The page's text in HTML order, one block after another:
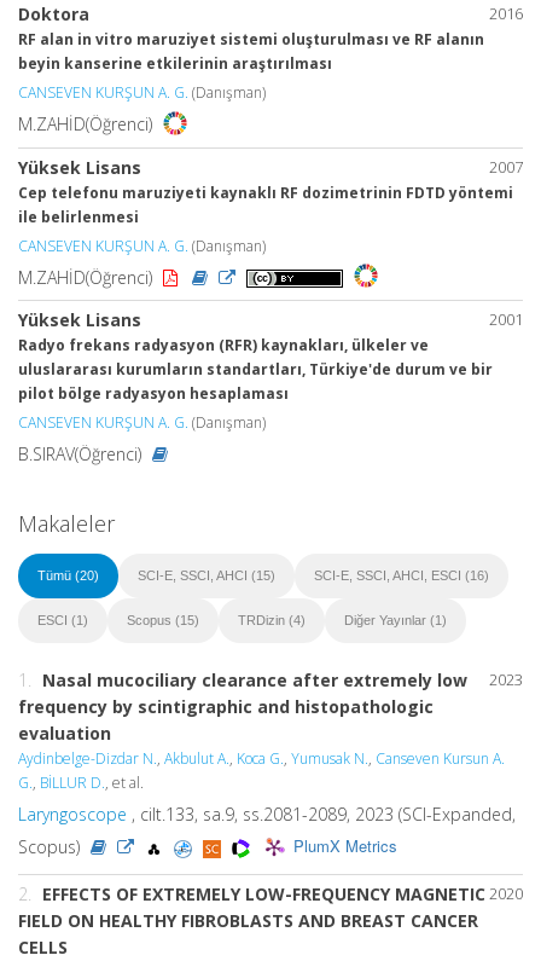
2016
Doktora
RF alan in vitro maruziyet sistemi oluşturulması ve RF alanın
beyin kanserine etkilerinin araştırılması
CANSEVEN KURŞUN A. G. (Danışman)
M.ZAHİD(Öğrenci)
2007
Yüksek Lisans
Cep telefonu maruziyeti kaynaklı RF dozimetrinin FDTD yöntemi
ile belirlenmesi
CANSEVEN KURŞUN A. G. (Danışman)
M.ZAHİD(Öğrenci)
2001
Yüksek Lisans
Radyo frekans radyasyon (RFR) kaynakları, ülkeler ve
uluslararası kurumların standartları, Türkiye'de durum ve bir
pilot bölge radyasyon hesaplaması
CANSEVEN KURŞUN A. G. (Danışman)
B.SIRAV(Öğrenci)
Makaleler
Tümü (20) SCI-E, SSCI, AHCI (15) SCI-E, SSCI, AHCI, ESCI (16)
ESCI (1) Scopus (15) TRDizin (4) Diğer Yayınlar (1)
2023
1. Nasal mucociliary clearance after extremely low
frequency by scintigraphic and histopathologic
evaluation
Aydinbelge-Dizdar N., Akbulut A., Koca G., Yumusak N., Canseven Kursun A.
G., BİLLUR D., et al.
Laryngoscope , cilt.133, sa.9, ss.2081-2089, 2023 (SCI-Expanded,
Scopus)
PlumX Metrics
2020
2. EFFECTS OF EXTREMELY LOW-FREQUENCY MAGNETIC
FIELD ON HEALTHY FIBROBLASTS AND BREAST CANCER
CELLS